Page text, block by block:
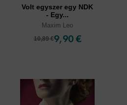
Volt egyszer egy NDK
- Egy...
Maxim Leo
10,89 €9,90 €